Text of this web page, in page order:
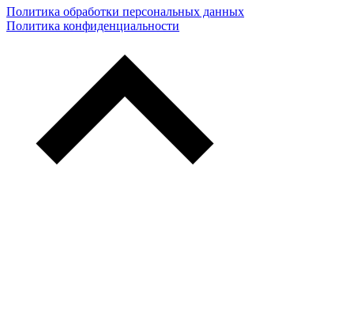
Политика обработки персональных данных
Политика конфиденциальности